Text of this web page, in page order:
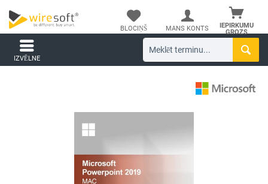
IEPIRKUMU
GROZS
BLOCIŅŠ MANS KONTS
IZVĒLNE